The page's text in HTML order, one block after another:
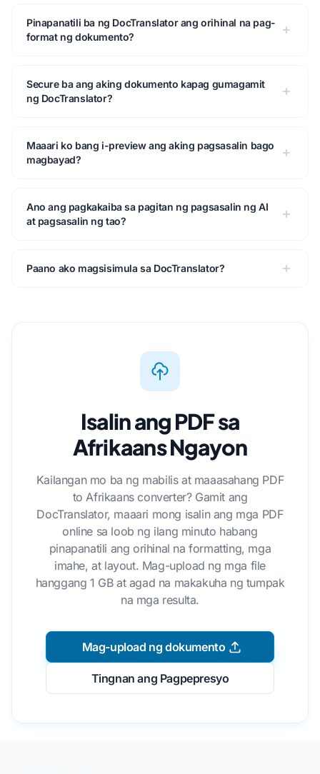
Pinapanatili ba ng DocTranslator ang orihinal na pag-
format ng dokumento?
Secure ba ang aking dokumento kapag gumagamit
ng DocTranslator?
Maaari ko bang i-preview ang aking pagsasalin bago
magbayad?
Ano ang pagkakaiba sa pagitan ng pagsasalin ng AI
at pagsasalin ng tao?
Paano ako magsisimula sa DocTranslator?
Isalin ang PDF sa
Afrikaans Ngayon
Kailangan mo ba ng mabilis at maaasahang PDF
to Afrikaans converter? Gamit ang
DocTranslator, maaari mong isalin ang mga PDF
online sa loob ng ilang minuto habang
pinapanatili ang orihinal na formatting, mga
imahe, at layout. Mag-upload ng mga file
hanggang 1 GB at agad na makakuha ng tumpak
na mga resulta.
Mag-upload ng dokumento
Tingnan ang Pagpepresyo